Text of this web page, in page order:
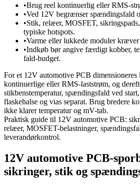
•Brug reel kontinuerlig eller RMS-
•Ved 12V begrænser spændingsfald
•Stik, relæer, MOSFET,
typiske hotspots.
•Varme eller lukkede moduler
•Indkøb bør angive færdigt kobber,
fald-budget.
For et 12V automotive PCB
kontinuerlige eller RMS-laststrøm, og
stikbenstemperatur, spændingsfald ved
flaskehalse og vias separat. Brug bredere
ikke klarer temperatur og mV-tab.
Praktisk guide til 12V automotive PCB:
relæer, MOSFET-belastninger,
leverandørkontrol.
12V automotive PCB-
sikringer, stik og